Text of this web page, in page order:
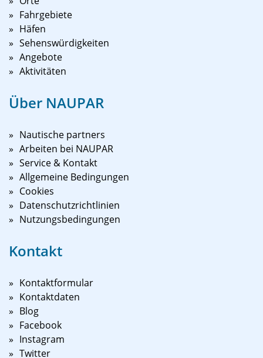
Fahrgebiete
Häfen
Sehenswürdigkeiten
Angebote
Aktivitäten
Über NAUPAR
Nautische partners
Arbeiten bei NAUPAR
Service & Kontakt
Allgemeine Bedingungen
Cookies
Datenschutzrichtlinien
Nutzungsbedingungen
Kontakt
Kontaktformular
Kontaktdaten
Blog
Facebook
Instagram
Twitter